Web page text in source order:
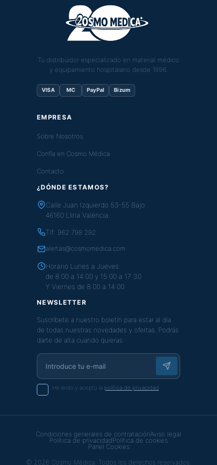
Tu distribuidor especializado en material médico
y equipamiento hospitalario desde 1996.
VISA MC PayPal Bizum
EMPRESA
Sobre Nosotros
Confía en Cosmo Médica
Contacto
¿DÓNDE ESTAMOS?
Calle Juan Izquierdo 53-55 Bajo
46160 Lliria València
Tlf: 962 798 292
alertas@cosmomedica.com
Horario Lunes a Jueves:
de 8:00 a 14:00 y 15:00 a 17:30
Y Viernes de 8:00 a 14:00
NEWSLETTER
Suscríbete a nuestro boletín para estar al día
de todas nuestras novedades y ofertas. Podrás
darte de alta cuando quieras:
He leido y acepto la política de privacidad
© 2026 Cosmo Médica. Todos los derechos reservados.
Condiciones generales de contrataciónAviso legal
Política de privacidadPolítica de cookies
Panel Cookies